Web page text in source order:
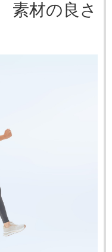
素材の良さ